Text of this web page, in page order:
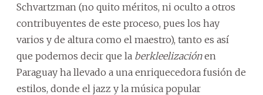
Schvartzman (no quito méritos, ni oculto a otros
contribuyentes de este proceso, pues los hay
varios y de altura como el maestro), tanto es así
que podemos decir que la berkleelizaciónen
Paraguay ha llevado a una enriquecedora fusión de
estilos, donde el jazz y la música popular